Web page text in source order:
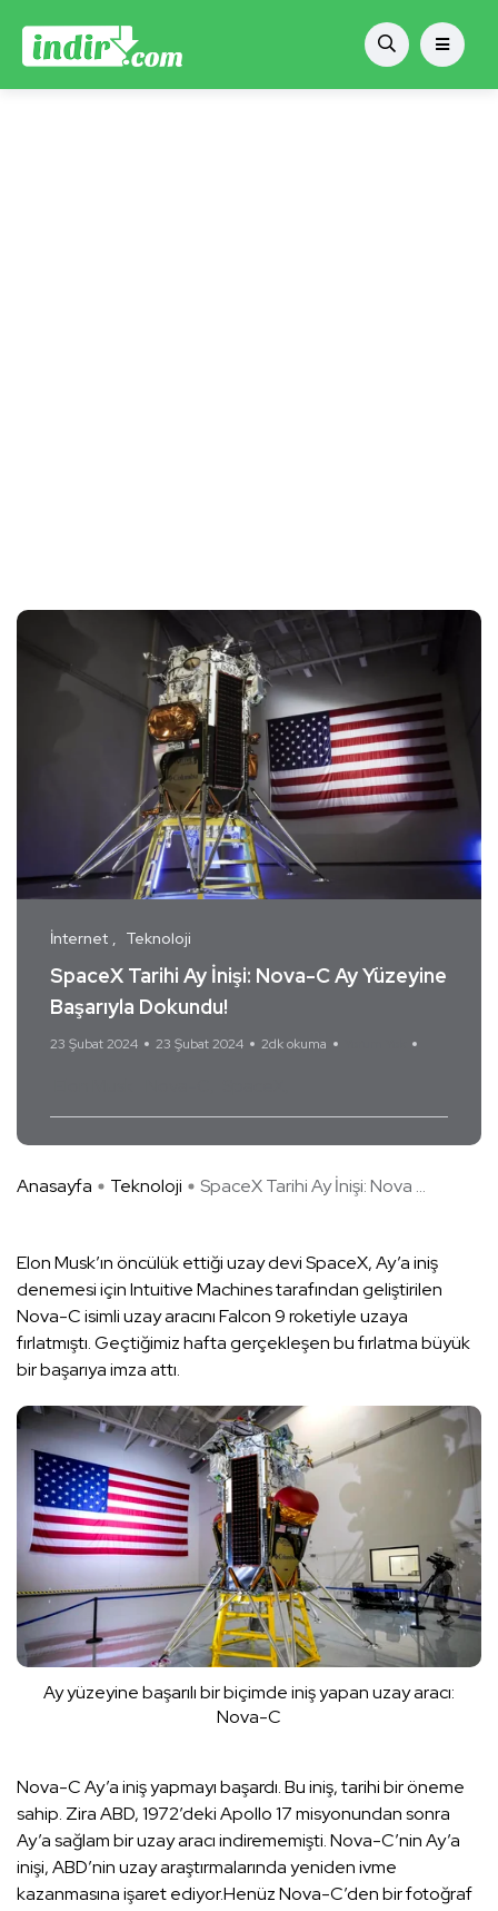
İnternet Teknoloji
SpaceX Tarihi Ay İnişi: Nova-C Ay Yüzeyine
Başarıyla Dokundu!
23 Şubat 2024 23 Şubat 2024 2dk okuma
Anasayfa Teknoloji SpaceX Tarihi Ay İnişi: Nova ...
Elon Musk’ın öncülük ettiği uzay devi SpaceX, Ay’a iniş
denemesi için Intuitive Machines tarafından geliştirilen
Nova-C isimli uzay aracını Falcon 9 roketiyle uzaya
fırlatmıştı. Geçtiğimiz hafta gerçekleşen bu fırlatma büyük
bir başarıya imza attı.
Ay yüzeyine başarılı bir biçimde iniş yapan uzay aracı:
Nova-C
Nova-C Ay’a iniş yapmayı başardı. Bu iniş, tarihi bir öneme
sahip. Zira ABD, 1972’deki Apollo 17 misyonundan sonra
Ay’a sağlam bir uzay aracı indirememişti. Nova-C’nin Ay’a
inişi, ABD’nin uzay araştırmalarında yeniden ivme
kazanmasına işaret ediyor.Henüz Nova-C’den bir fotoğraf